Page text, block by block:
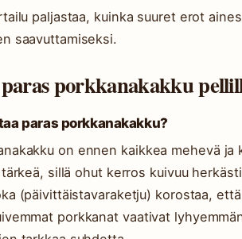
paljastaa, kuinka suuret erot
saavuttamiseksi.
porkkanakakku
paras porkkanakakku?
on ennen kaikkea mehevä
sillä ohut kerros kuivuu
(päivittäistavaraketju) korostaa,
porkkanat vaativat